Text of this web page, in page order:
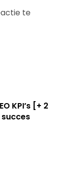
te
KPI’s [+ 2